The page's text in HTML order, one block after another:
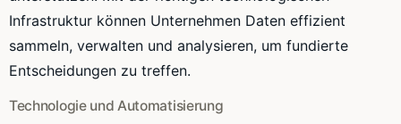
Infrastruktur können Unternehmen Daten effizient
sammeln, verwalten und analysieren, um fundierte
Entscheidungen zu treffen.
Technologie und Automatisierung